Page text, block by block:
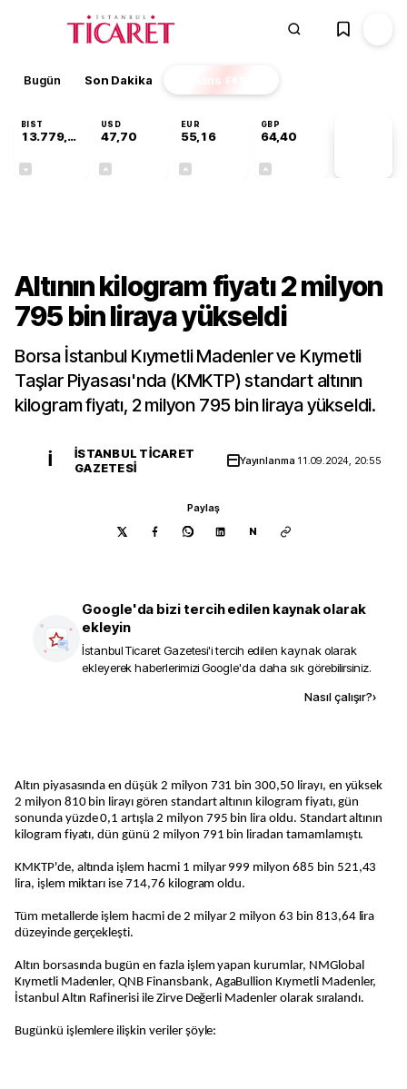
Bugün Son Dakika Finans EKSTRA
BIST
13.779,39
USD
47,70
EUR
55,16
GBP
64,40
Altının kilogram fiyatı 2 milyon
795 bin liraya yükseldi
Borsa İstanbul Kıymetli Madenler ve Kıymetli
Taşlar Piyasası'nda (KMKTP) standart altının
kilogram fiyatı, 2 milyon 795 bin liraya yükseldi.
İ
İSTANBUL TICARET
GAZETESI
Yayınlanma 11.09.2024, 20:55
Paylaş
N
Google'da bizi tercih edilen kaynak olarak
ekleyin
İstanbul Ticaret Gazetesi'i tercih edilen kaynak olarak
ekleyerek haberlerimizi Google'da daha sık görebilirsiniz.
Nasıl çalışır?›
Altın piyasasında en düşük 2 milyon 731 bin 300,50 lirayı, en yüksek
2 milyon 810 bin lirayı gören standart altının kilogram fiyatı, gün
sonunda yüzde 0,1 artışla 2 milyon 795 bin lira oldu. Standart altının
kilogram fiyatı, dün günü 2 milyon 791 bin liradan tamamlamıştı.
KMKTP'de, altında işlem hacmi 1 milyar 999 milyon 685 bin 521,43
lira, işlem miktarı ise 714,76 kilogram oldu.
Tüm metallerde işlem hacmi de 2 milyar 2 milyon 63 bin 813,64 lira
düzeyinde gerçekleşti.
Altın borsasında bugün en fazla işlem yapan kurumlar, NMGlobal
Kıymetli Madenler, QNB Finansbank, AgaBullion Kıymetli Madenler,
İstanbul Altın Rafinerisi ile Zirve Değerli Madenler olarak sıralandı.
Bugünkü işlemlere ilişkin veriler şöyle: